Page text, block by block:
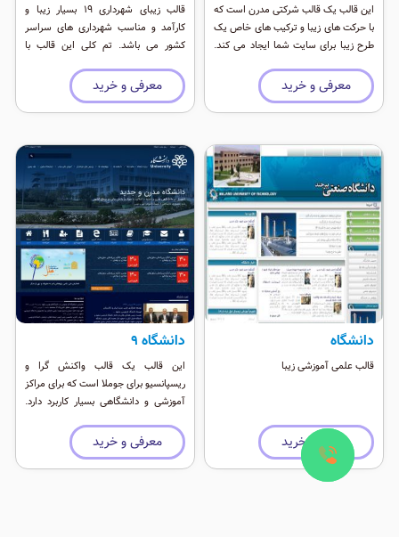
این قالب یک قالب شرکتی مدرن است که
با حرکت های زیبا و ترکیب های خاص یک
طرح زیبا برای سایت شما ایجاد می کند.
بر روی وردپرس نسخه اخر و جوملا قابل
ارایه می باشد.
معرفی و خرید
قالب زیبای شهرداری ۱۹ بسیار زیبا و
کارآمد و مناسب شهرداری های سراسر
کشور می باشد. تم کلی این قالب با
۵ می باشد ٬ همچنین این نسخه از وب
اپ پشتیبانی کامل می کند و بر روی
گوشی های اندروید و آيفون بصورت Add
معرفی و خرید
دانشگاه
قالب علمی آموزشی زیبا
معرفی و خرید
دانشگاه 9
این قالب یک قالب واکنش گرا و
ریسپانسیو برای جوملا است که برای مراکز
آموزشی و دانشگاهی بسیار کاربرد دارد.
دارد که از هماهنگی خاصی در پالت رنگ
خود برخوردار است. این قالب بسیار زیبا
دارا موقعیت ماژول فراوان و سازگار با
معرفی و خرید